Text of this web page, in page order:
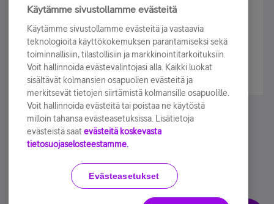
Tilaa Telian uutiskirje ja olet mukana arvonnassa.
sähköpostiisi.
Tilaa nyt
Käyttöehdot Accessibility statement
Käytämme sivustollamme evästeitä
Käytämme sivustollamme evästeitä ja vastaavia
teknologioita käyttökokemuksen parantamiseksi sekä
toiminnallisiin, tilastollisiin ja markkinointitarkoituksiin.
Voit hallinnoida evästevalintojasi alla. Kaikki luokat
sisältävät kolmansien osapuolien evästeitä ja
merkitsevät tietojen siirtämistä kolmansille osapuolille.
Voit hallinnoida evästeitä tai poistaa ne käytöstä
milloin tahansa evästeasetuksissa. Lisätietoja
evästeistä saat evästeitä koskevasta
tietosuojaselosteestamme.
Evästeasetukset